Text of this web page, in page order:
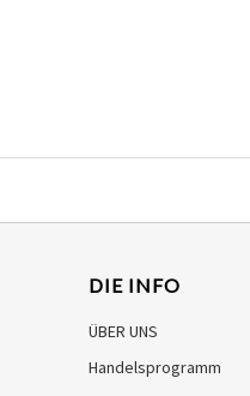
DIE INFO
ÜBER UNS
Handelsprogramm